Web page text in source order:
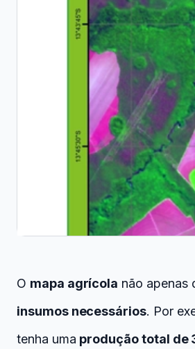
O mapa agrícola não apenas
insumos necessários. Por
tenha uma produção total de